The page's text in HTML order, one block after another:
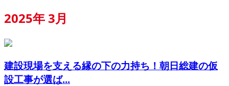
2025年 3月
建設現場を支える縁の下の力持ち！朝日総建の仮
設工事が選ば...